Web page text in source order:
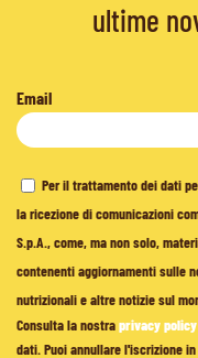
ultime
Email
Per il trattamento dei dati
la ricezione di comunicazioni
S.p.A., come, ma non solo,
contenenti aggiornamenti sulle
nutrizionali e altre notizie sul
Consulta la nostraprivacy policy
dati. Puoi annullare l'iscrizione